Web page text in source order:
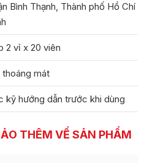
Bình Thạnh, Thành phố Hồ Chí
2 vỉ x 20 viên
thoáng mát
kỹ hướng dẫn trước khi dùng
THÊM VỀ SẢN PHẨM